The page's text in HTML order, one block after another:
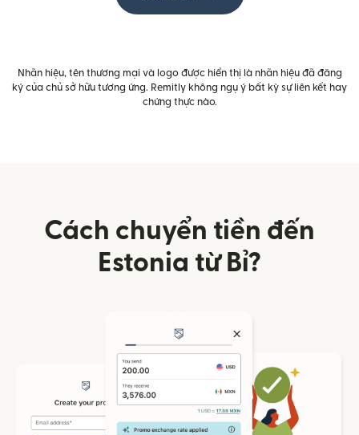
Nhãn hiệu, tên thương mại và logo được hiển thị là nhãn hiệu đã đăng
ký của chủ sở hữu tương ứng. Remitly không ngụ ý bất kỳ sự liên kết hay
chứng thực nào.
Cách chuyển tiền đến
Estonia từ Bỉ?